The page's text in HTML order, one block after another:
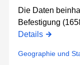
Die Daten
Befestigung
Details
Geographie und